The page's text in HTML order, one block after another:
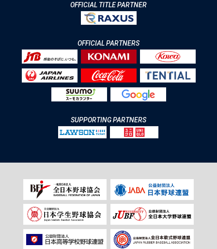
OFFICIAL TITLE PARTNER
OFFICIAL PARTNERS
SUPPORTING PARTNERS